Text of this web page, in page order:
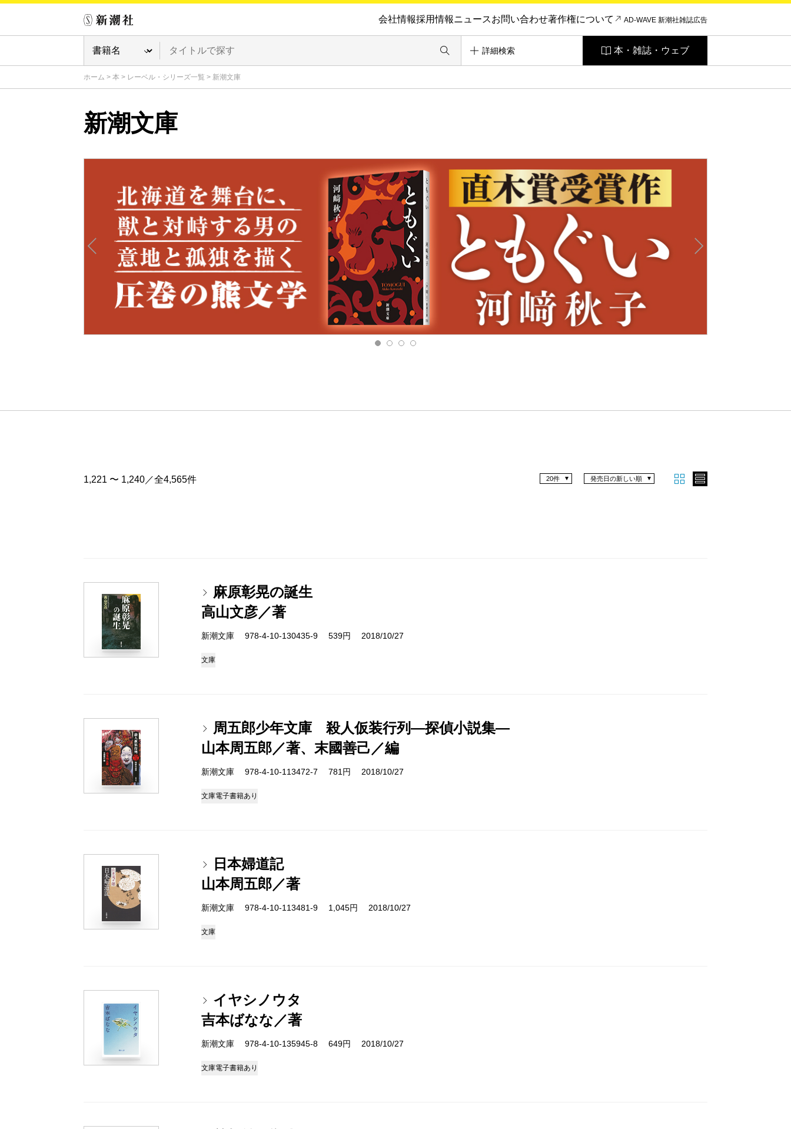
会社情報採用情報ニュースお問い合わせ著作権について AD-WAVE 新潮社雑誌広告
詳細検索 本・雑誌・ウェブ
ホーム > 本 > レーベル・シリーズ一覧 > 新潮文庫
新潮文庫
1,221 〜 1,240／全4,565件 発売日の新しい順
20件
麻原彰晃の誕生
高山文彦／著
新潮文庫 978-4-10-130435-9 539円 2018/10/27
文庫
周五郎少年文庫 殺人仮装行列―探偵小説集―
山本周五郎／著、末國善己／編
新潮文庫 978-4-10-113472-7 781円 2018/10/27
文庫電子書籍あり
日本婦道記
山本周五郎／著
新潮文庫 978-4-10-113481-9 1,045円 2018/10/27
文庫
イヤシノウタ
吉本ばなな／著
新潮文庫 978-4-10-135945-8 649円 2018/10/27
文庫電子書籍あり